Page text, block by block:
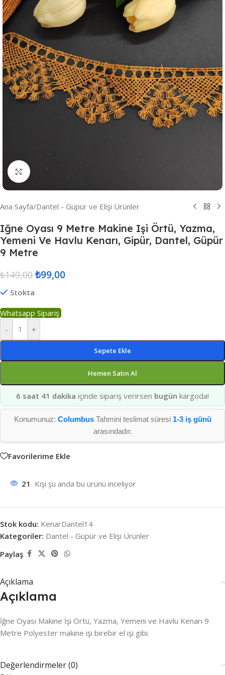
Resmi Büyüt
Ana Sayfa/Dantel - Güpür ve Elişi Ürünler
Iğne Oyası 9 Metre Makine Işi Örtü, Yazma,
Yemeni Ve Havlu Kenarı, Gipür, Dantel, Güpür
9 Metre
₺149,00 ₺99,00
Stokta
Whatsapp Sipariş
-
+
Sepete Ekle
Hemen Satın Al
6 saat 41 dakika içinde sipariş verirsen bugün kargoda!
Konumunuz: ColumbusTahmini teslimat süresi 1-3 iş günü
arasındadır.
Favorilerime Ekle
21 Kişi şu anda bu ürünü inceliyor
Stok kodu: KenarDantel14
Kategoriler: Dantel - Güpür ve Elişi Ürünler
Paylaş
Açıklama
Açıklama
İğne Oyası Makine İşi Örtü, Yazma, Yemeni ve Havlu Kenarı 9
Metre Polyester makine işi birebir el işi gibi.
Değerlendirmeler (0)